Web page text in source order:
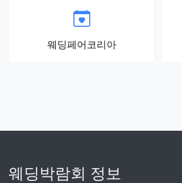
웨딩페어코리아
웨딩박람회 정보